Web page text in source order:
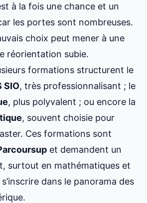
à la fois une chance et un
les portes sont nombreuses.
choix peut mener à une
réorientation subie.
formations structurent le
SIO, très professionnalisant ; le
, plus polyvalent ; ou encore la
, souvent choisie pour
Ces formations sont
et demandent un
surtout en mathématiques et
dans le panorama des
.